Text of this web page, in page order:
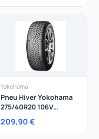
Yokohama
Pneu Hiver Yokohama
275/40R20 106V
Bluearth*Winter V905
XL
209,90 €